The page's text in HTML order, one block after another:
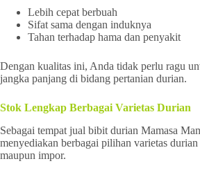
Lebih cepat berbuah
Sifat sama dengan induknya
Tahan terhadap hama dan penyakit
Dengan kualitas ini, Anda tidak perlu ragu
jangka panjang di bidang pertanian durian.
Stok Lengkap Berbagai Varietas Durian
Sebagai tempat jual bibit durian Mamasa
menyediakan berbagai pilihan varietas
maupun impor.